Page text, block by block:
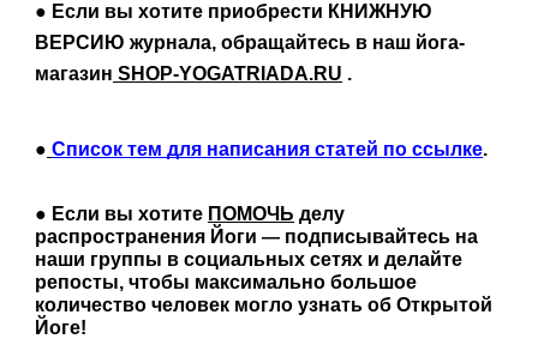
● Если вы хотите приобрести КНИЖНУЮ
ВЕРСИЮ журнала, обращайтесь в наш йога-
магазин SHOP-YOGATRIADA.RU .
● Список тем для написания статей по ссылке.
● Если вы хотите ПОМОЧЬ делу
распространения Йоги — подписывайтесь на
наши группы в социальных сетях и делайте
репосты, чтобы максимально большое
количество человек могло узнать об Открытой
Йоге!